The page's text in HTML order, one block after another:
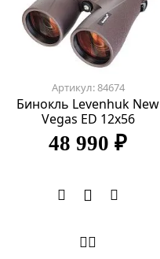
Артикул: 84674
Бинокль Levenhuk New
Vegas ED 12x56
48 990 ₽